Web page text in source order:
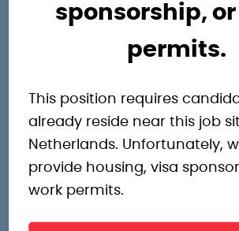
sponsorship,
permits.
This position requires
already reside near this job
Netherlands. Unfortunately,
provide housing, visa
work permits.
Accountmanager
Marktplein 138
7811 BA
Routebeschrijving